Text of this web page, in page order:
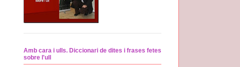
Amb cara i ulls. Diccionari de dites i frases fetes
sobre l'ull